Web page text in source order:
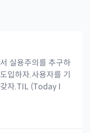
실용주의를 추구하
입하자.사용자를 기
자.TIL (Today I